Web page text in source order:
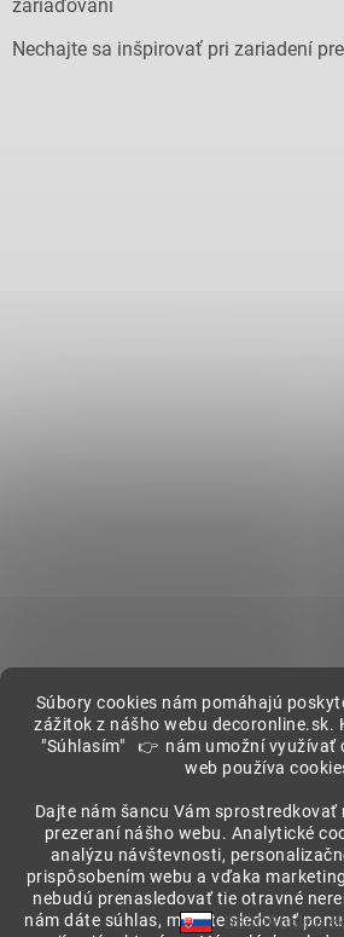
Súbory cookies nám pomáhajú
zážitok z nášho webu decoronline.sk.
"Súhlasím" 👉 nám umožní využívať
web používa
Dajte nám šancu Vám
prezeraní nášho webu. Analytické
analýzu návštevnosti,
prispôsobením webu a vďaka
nebudú prenasledovať tie otravné
nám dáte súhlas, môžete sledovať
zariaďovaní
Nechajte sa inšpirovať pri zariadení
Showroom
DECORonline.sk